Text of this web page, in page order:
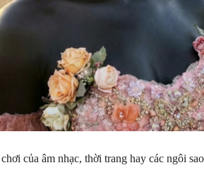
của âm nhạc, thời trang hay các ngôi